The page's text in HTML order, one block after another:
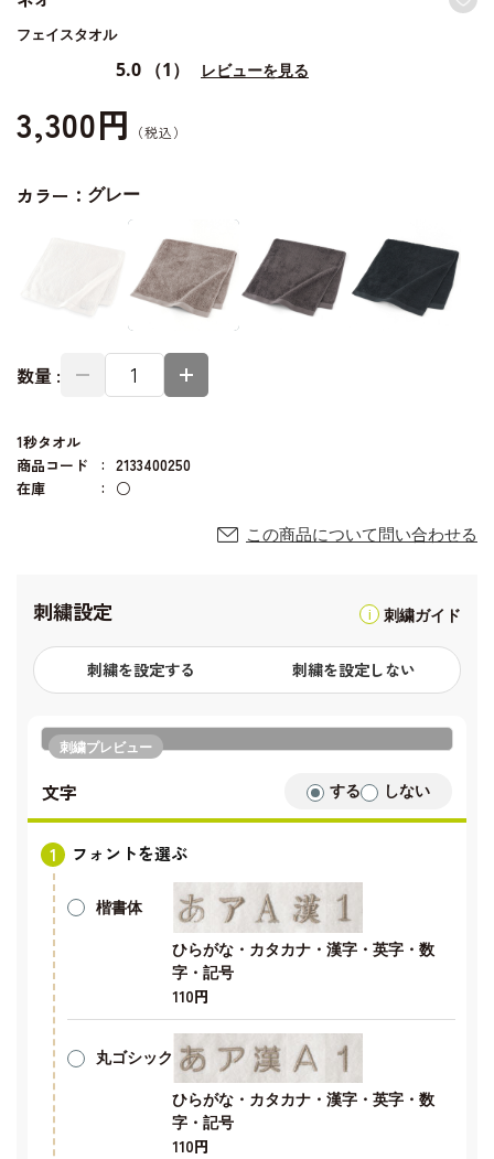
フェイスタオル
5.0 （1） レビューを見る
3,300円
カラー： グレー
数量 :
1秒タオル
商品コード
2133400250
在庫
○
この商品について問い合わせる
刺繍設定 刺繍ガイド
刺繍を設定する 刺繍を設定しない
刺繍プレビュー
文字 する しない
フォントを選ぶ
楷書体
ひらがな・カタカナ・漢字・英字・数
字・記号
110円
丸ゴシック
ひらがな・カタカナ・漢字・英字・数
字・記号
110円